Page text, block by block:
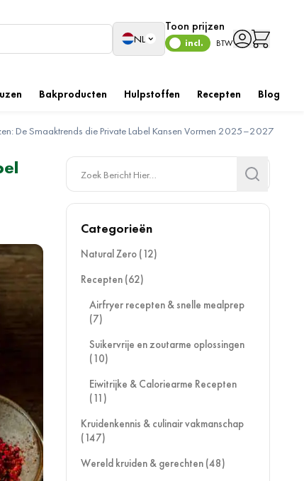
Taal
NL
Toon prijzen
incl. BTW
Bakproducten Hulpstoffen Recepten Blog
De Smaaktrends die Private Label Kansen Vormen 2025–2027
Search
Search
Categorieën
Natural Zero (12)
Recepten (62)
Airfryer recepten & snelle mealprep
(7)
Suikervrije en zoutarme oplossingen
(10)
Eiwitrijke & Caloriearme Recepten
(11)
Kruidenkennis & culinair vakmanschap
(147)
Wereld kruiden & gerechten (48)